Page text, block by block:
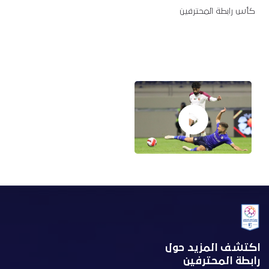
كأس رابطة المحترفين
اكتشف المزيد حول
رابطة المحترفين